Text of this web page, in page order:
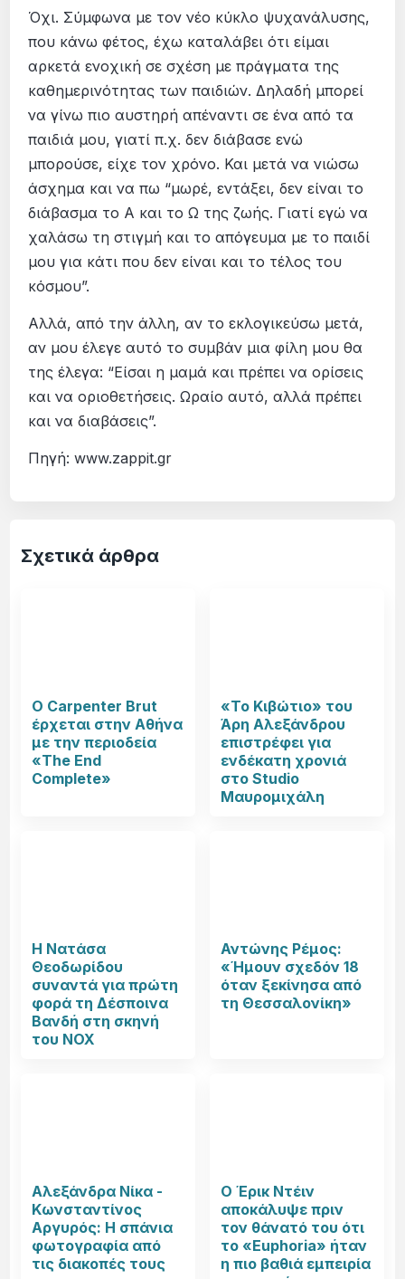
Όχι. Σύμφωνα με τον νέο κύκλο ψυχανάλυσης,
που κάνω φέτος, έχω καταλάβει ότι είμαι
αρκετά ενοχική σε σχέση με πράγματα της
καθημερινότητας των παιδιών. Δηλαδή μπορεί
να γίνω πιο αυστηρή απέναντι σε ένα από τα
παιδιά μου, γιατί π.χ. δεν διάβασε ενώ
μπορούσε, είχε τον χρόνο. Και μετά να νιώσω
άσχημα και να πω “μωρέ, εντάξει, δεν είναι το
διάβασμα το Α και το Ω της ζωής. Γιατί εγώ να
χαλάσω τη στιγμή και το απόγευμα με το παιδί
μου για κάτι που δεν είναι και το τέλος του
κόσμου”.
Αλλά, από την άλλη, αν το εκλογικεύσω μετά,
αν μου έλεγε αυτό το συμβάν μια φίλη μου θα
της έλεγα: “Είσαι η μαμά και πρέπει να ορίσεις
και να οριοθετήσεις. Ωραίο αυτό, αλλά πρέπει
και να διαβάσεις”.
Πηγή: www.zappit.gr
Σχετικά άρθρα
Ο Carpenter Brut
έρχεται στην Αθήνα
με την περιοδεία
«The End
Complete»
«Το Κιβώτιο» του
Άρη Αλεξάνδρου
επιστρέφει για
ενδέκατη χρονιά
στο Studio
Μαυρομιχάλη
Η Νατάσα
Θεοδωρίδου
συναντά για πρώτη
φορά τη Δέσποινα
Βανδή στη σκηνή
του NOX
Αντώνης Ρέμος:
«Ήμουν σχεδόν 18
όταν ξεκίνησα από
τη Θεσσαλονίκη»
Αλεξάνδρα Νίκα -
Κωνσταντίνος
Αργυρός: Η σπάνια
φωτογραφία από
τις διακοπές τους
Ο Έρικ Ντέιν
αποκάλυψε πριν
τον θάνατό του ότι
το «Euphoria» ήταν
η πιο βαθιά εμπειρία